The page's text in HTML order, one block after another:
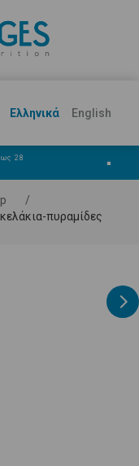
Ελληνικά English
28
■
/
πυραμίδες